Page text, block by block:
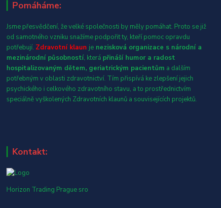
Pomáháme:
Jsme přesvědčení, že velké společnosti by měly pomáhat. Proto se již
od samotného vzniku snažíme podpořit ty, kteří pomoc opravdu
potřebují. Zdravotní klaun je nezisková organizace s národní a
mezinárodní působností, která přináší humor a radost
hospitalizovaným dětem, geriatrickým pacientům a dalším
potřebným v oblasti zdravotnictví. Tím přispívá ke zlepšení jejich
psychického i celkového zdravotního stavu, a to prostřednictvím
speciálně vyškolených Zdravotních klaunů a souvisejících projektů.
Kontakt:
Horizon Trading Prague sro